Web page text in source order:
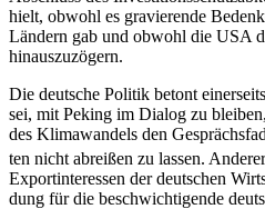
hielt, obwohl es gravierende
Ländern gab und obwohl die USA
hinauszuzögern.
Die deutsche Politik betont
sei, mit Peking im Dialog zu
des Klimawandels den
ten nicht abreißen zu lassen.
Exportinteressen der deutschen
dung für die beschwichtigende